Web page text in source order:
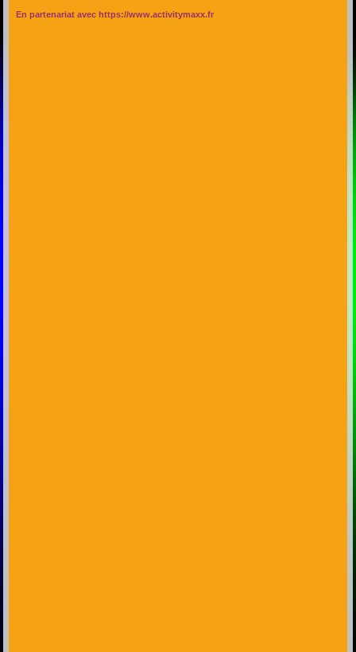
En partenariat avechttps://www.activitymaxx.fr